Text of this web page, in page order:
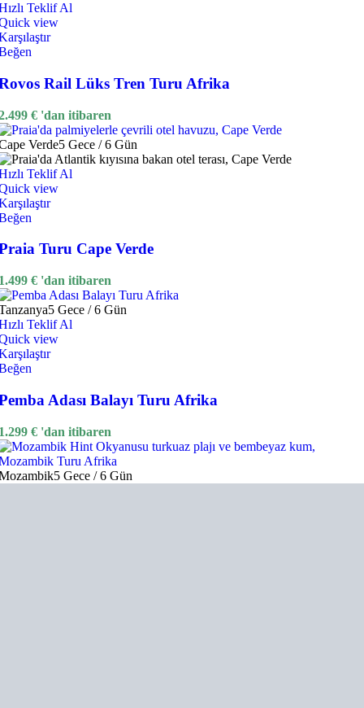
Teklif Al
view
Rail Lüks Tren Turu Afrika
€ 'dan itibaren
Verde5 Gece / 6 Gün
Teklif Al
view
Turu Cape Verde
€ 'dan itibaren
5 Gece / 6 Gün
Teklif Al
view
Adası Balayı Turu Afrika
€ 'dan itibaren
5 Gece / 6 Gün